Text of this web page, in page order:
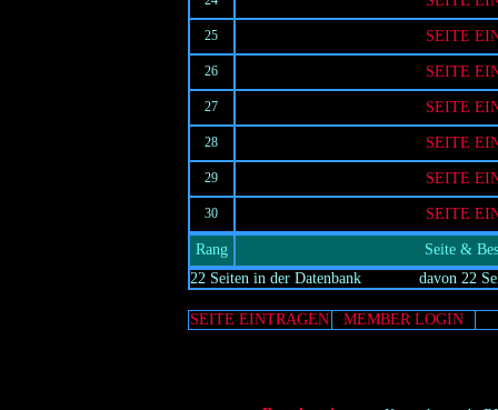
25 SEITE
26 SEITE
27 SEITE
28 SEITE
29 SEITE
30 SEITE
Rang
Seite &
22 Seiten in der Datenbank
davon 22
SEITE EINTRAGEN MEMBER LOGIN